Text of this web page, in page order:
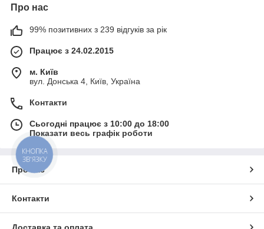
Про нас
99% позитивних з 239 відгуків за рік
Працює з 24.02.2015
м. Київ
вул. Донська 4, Київ, Україна
Контакти
Сьогодні працює з 10:00 до 18:00
Показати весь графік роботи
Про нас
Контакти
КНОПКА
ЗВ'ЯЗКУ